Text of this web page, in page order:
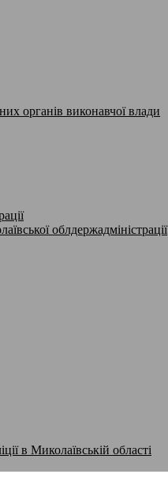
органів виконавчої влади
облдержадміністрації
в Миколаївській області